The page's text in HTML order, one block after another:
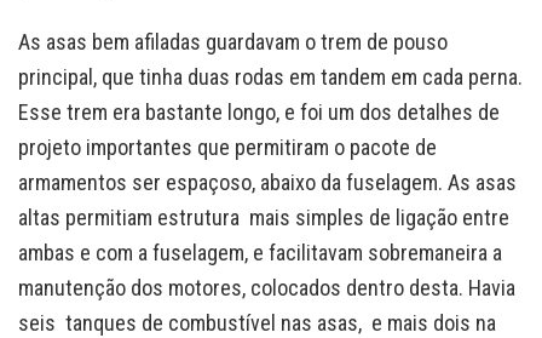
As asas bem afiladas guardavam o trem de pouso
principal, que tinha duas rodas em tandem em cada perna.
Esse trem era bastante longo, e foi um dos detalhes de
projeto importantes que permitiram o pacote de
armamentos ser espaçoso, abaixo da fuselagem. As asas
altas permitiam estrutura mais simples de ligação entre
ambas e com a fuselagem, e facilitavam sobremaneira a
manutenção dos motores, colocados dentro desta. Havia
seis tanques de combustível nas asas, e mais dois na